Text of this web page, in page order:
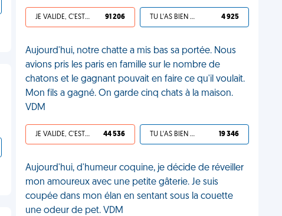
JE VALIDE, C'EST UNE VDM 91 206 TU L'AS BIEN MÉRITÉ 4 925
Aujourd'hui, notre chatte a mis bas sa portée. Nous
avions pris les paris en famille sur le nombre de
chatons et le gagnant pouvait en faire ce qu'il voulait.
Mon fils a gagné. On garde cinq chats à la maison.
VDM
JE VALIDE, C'EST UNE VDM 44 536 TU L'AS BIEN MÉRITÉ 19 346
Aujourd'hui, d'humeur coquine, je décide de réveiller
mon amoureux avec une petite gâterie. Je suis
coupée dans mon élan en sentant sous la couette
une odeur de pet. VDM